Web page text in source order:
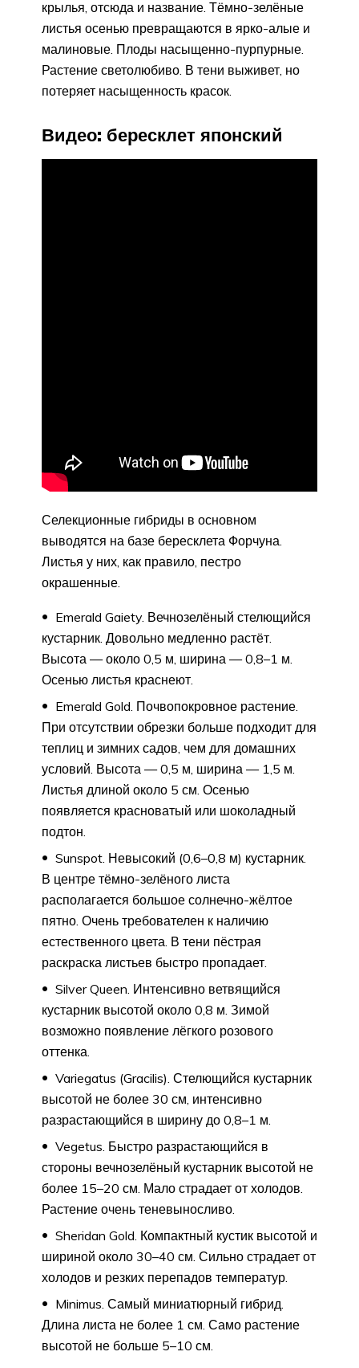
крылья, отсюда и название. Тёмно-зелёные
листья осенью превращаются в ярко-алые и
малиновые. Плоды насыщенно-пурпурные.
Растение светолюбиво. В тени выживет, но
потеряет насыщенность красок.
Видео: бересклет японский
Селекционные гибриды в основном
выводятся на базе бересклета Форчуна.
Листья у них, как правило, пестро
окрашенные.
Emerald Gaiety. Вечнозелёный стелющийся
кустарник. Довольно медленно растёт.
Высота — около 0,5 м, ширина — 0,8–1 м.
Осенью листья краснеют.
Emerald Gold. Почвопокровное растение.
При отсутствии обрезки больше подходит для
теплиц и зимних садов, чем для домашних
условий. Высота — 0,5 м, ширина — 1,5 м.
Листья длиной около 5 см. Осенью
появляется красноватый или шоколадный
подтон.
Sunspot. Невысокий (0,6–0,8 м) кустарник.
В центре тёмно-зелёного листа
располагается большое солнечно-жёлтое
пятно. Очень требователен к наличию
естественного цвета. В тени пёстрая
раскраска листьев быстро пропадает.
Silver Queen. Интенсивно ветвящийся
кустарник высотой около 0,8 м. Зимой
возможно появление лёгкого розового
оттенка.
Variegatus (Gracilis). Стелющийся кустарник
высотой не более 30 см, интенсивно
разрастающийся в ширину до 0,8–1 м.
Vegetus. Быстро разрастающийся в
стороны вечнозелёный кустарник высотой не
более 15–20 см. Мало страдает от холодов.
Растение очень теневыносливо.
Sheridan Gold. Компактный кустик высотой и
шириной около 30–40 см. Сильно страдает от
холодов и резких перепадов температур.
Minimus. Самый миниатюрный гибрид.
Длина листа не более 1 см. Само растение
высотой не больше 5–10 см.